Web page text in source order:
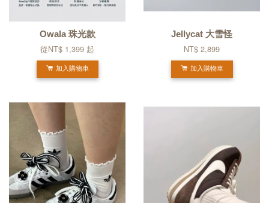
Owala 珠光款
從NT$ 1,399 起
加入購物車
Jellycat 大雪怪
NT$ 2,899
加入購物車